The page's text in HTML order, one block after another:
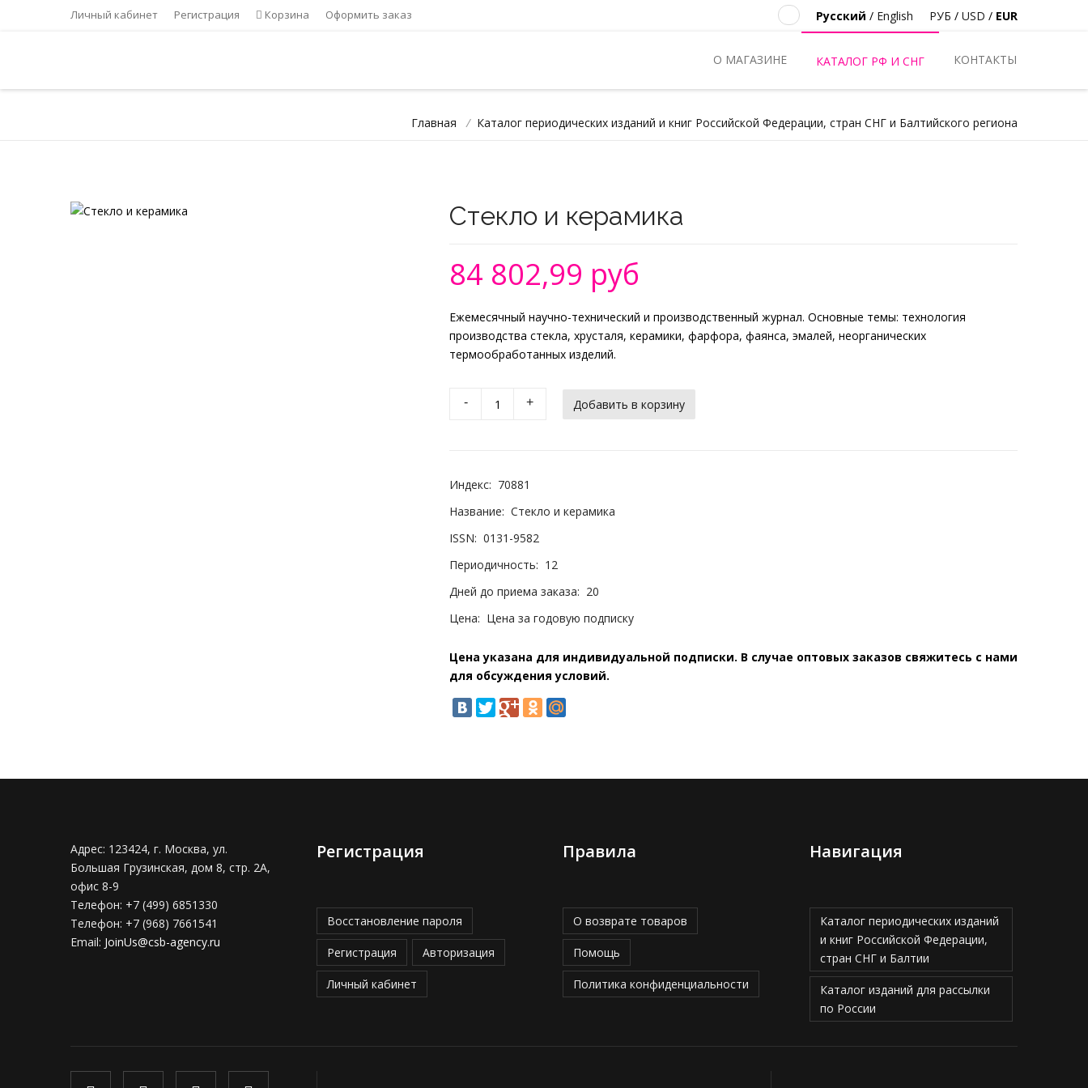
Личный кабинет Регистрация Корзина Оформить заказ РУБ / USD / EUR
Русский / English
О МАГАЗИНЕ КАТАЛОГ РФ И СНГ КОНТАКТЫ
Главная / Каталог периодических изданий и книг Российской Федерации, стран СНГ и Балтийского региона
Стекло и керамика
84 802,99 руб
Ежемесячный научно-технический и производственный журнал. Основные темы: технология
производства стекла, хрусталя, керамики, фарфора, фаянса, эмалей, неорганических
термообработанных изделий.
- +
Индекс: 70881
Название: Стекло и керамика
ISSN: 0131-9582
Периодичность: 12
Дней до приема заказа: 20
Цена: Цена за годовую подписку
Цена указана для индивидуальной подписки. В случае оптовых заказов свяжитесь с нами
для обсуждения условий.
Адрес: 123424, г. Москва, ул.
Большая Грузинская, дом 8, стр. 2А,
офис 8-9
Телефон: +7 (499) 6851330
Телефон: +7 (968) 7661541
Email: JoinUs@csb-agency.ru
Регистрация
Восстановление пароля
Регистрация Авторизация
Личный кабинет
Правила
О возврате товаров
Помощь
Политика конфиденциальности
Навигация
Каталог периодических изданий
и книг Российской Федерации,
стран СНГ и Балтии
Каталог изданий для рассылки
по России